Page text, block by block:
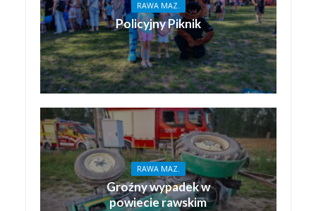
RAWA MAZ.
Policyjny Piknik
RAWA MAZ.
Groźny wypadek w
powiecie rawskim